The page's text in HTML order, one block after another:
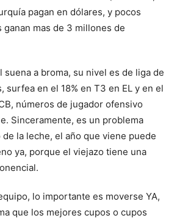
pagan en dólares, y pocos
ganan mas de 3 millones de
suena a broma, su nivel es de liga de
surfea en el 18% en T3 en EL y en el
números de jugador ofensivo
Sinceramente, es un problema
la leche, el año que viene puede
ya, porque el viejazo tiene una
lo importante es moverse YA,
que los mejores cupos o cupos